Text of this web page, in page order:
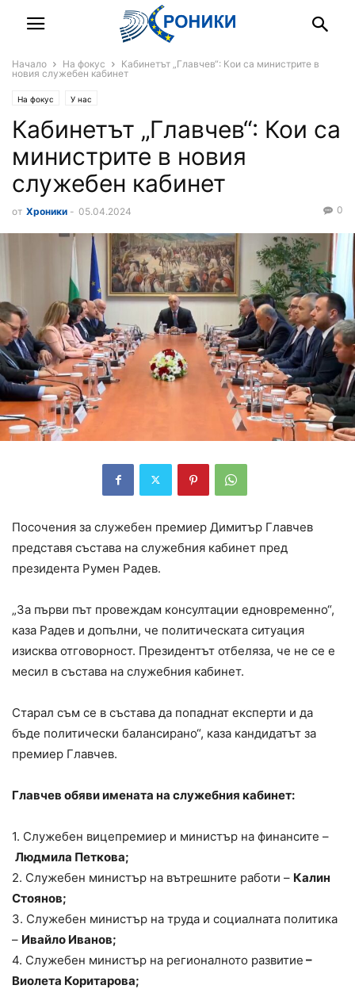
Начало На фокус
Кабинетът „Главчев“: Кои са министрите в
новия служебен кабинет
На фокус У нас
Кабинетът „Главчев“: Кои са
министрите в новия
служебен кабинет
от Хроники - 05.04.2024 0
Посочения за служебен премиер Димитър Главчев
представя състава на служебния кабинет пред
президента Румен Радев.
„За първи път провеждам консултации едновременно“,
каза Радев и допълни, че политическата ситуация
изисква отговорност. Президентът отбеляза, че не се е
месил в състава на служебния кабинет.
Старал съм се в състава да попаднат експерти и да
бъде политически балансирано“, каза кандидатът за
премиер Главчев.
Главчев обяви имената на служебния кабинет:
1. Служебен вицепремиер и министър на финансите –
Людмила Петкова;
2. Служебен министър на вътрешните работи – Калин
Стоянов;
3. Служебен министър на труда и социалната политика
– Ивайло Иванов;
4. Служебен министър на регионалното развитие –
Виолета Коритарова;